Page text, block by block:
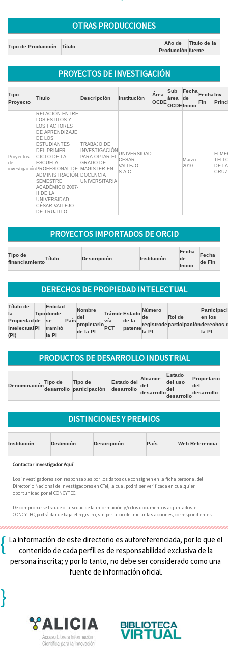
OTRAS PRODUCCIONES
Tipo de Producción Título
Año de
Producción
Título de la
fuente
PROYECTOS DE INVESTIGACIÓN
Tipo
Proyecto
Título Descripción Institución
Área
OCDE
Sub
área
OCDE
Fecha
de
Inicio
Fecha
Fin
Inv.
Proyectos
de
investigación
RELACIÓN ENTRE
LOS ESTILOS Y
LOS FACTORES
DE APRENDIZAJE
DE LOS
ESTUDIANTES
DEL PRIMER
CICLO DE LA
ESCUELA
PROFESIONAL DE
ADMINISTRACIÓN,
SEMESTRE
ACADÉMICO 2007-
II DE LA
UNIVERSIDAD
CÉSAR VALLEJO
DE TRUJILLO
TRABAJO DE
INVESTIGACIÓN
PARA OPTAR EL
GRADO DE
MAGISTER EN
DOCENCIA
UNIVERSITARIA
UNIVERSIDAD
CESAR
VALLEJO
S.A.C.
Marzo
2010
DE LA
CRUZ
PROYECTOS IMPORTADOS DE ORCID
Tipo de
financiamiento
Título Descripción Institución
Fecha
de
Inicio
Fecha
de Fin
DERECHOS DE PROPIEDAD INTELECTUAL
Título de
la
Propiedad
Intelectual
(PI)
Tipo
de
PI
Entidad
donde
se
tramitó
la PI
País
Nombre
del
propietario
de la PI
Trámite
vía
PCT
Estado
de la
patente
Número
de
registrode
la PI
Rol de
participación
en los
derechos
la PI
PRODUCTOS DE DESARROLLO INDUSTRIAL
Denominación
Tipo de
desarrollo
Tipo de
participación
Estado del
desarrollo
Alcance
del
desarrollo
Estado
del uso
del
desarrollo
Propietario
del
desarrollo
DISTINCIONES Y PREMIOS
Institución Distinción Descripción País Web Referencia
Contactar investigador Aquí
Los investigadores son responsables por los datos que consignen en la ficha personal del
Directorio Nacional de Investigadores en CTeI, la cual podrá ser verificada en cualquier
oportunidad por el CONCYTEC.
De comprobarse fraude o falsedad de la información y/o los documentos adjuntados, el
CONCYTEC, podrá dar de baja el registro, sin perjuicio de iniciar las acciones, correspondientes.
{ La información de este directorio es autoreferenciada, por lo que el
contenido de cada perfil es de responsabilidad exclusiva de la
persona inscrita; y por lo tanto, no debe ser considerado como una
fuente de información oficial.
}